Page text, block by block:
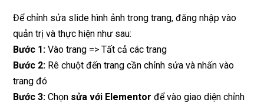
Để chỉnh sửa slide hình ảnh trong trang, đăng nhập vào
quản trị và thực hiện như sau:
Bước 1: Vào trang => Tất cả các trang
Bước 2: Rê chuột đến trang cần chỉnh sửa và nhấn vào
trang đó
Bước 3: Chọn sửa với Elementor để vào giao diện chỉnh